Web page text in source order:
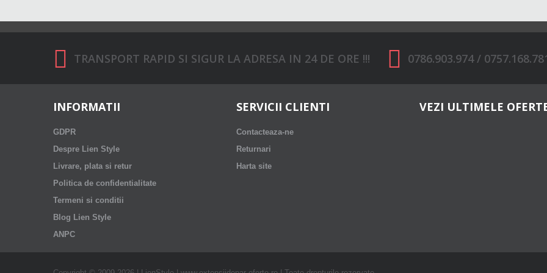
TRANSPORT RAPID SI SIGUR LA ADRESA IN 24 DE ORE !!! 0786.903.974 /
INFORMATII
GDPR
Despre Lien Style
Livrare, plata si retur
Politica de confidentialitate
Termeni si conditii
Blog Lien Style
ANPC
SERVICII CLIENTI
Contacteaza-ne
Returnari
Harta site
VEZI ULTIMELE